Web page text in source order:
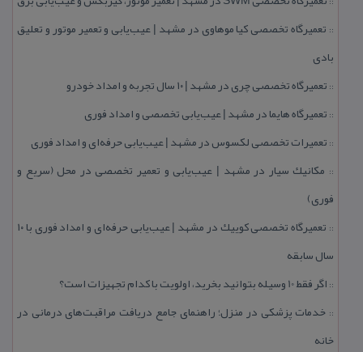
:: تعمیرگاه تخصصی كیا موهاوی در مشهد | عیب‌یابی و تعمیر موتور و تعلیق
بادی
:: تعمیرگاه تخصصی چری در مشهد | ۱۰ سال تجربه و امداد خودرو
:: تعمیرگاه هایما در مشهد | عیب‌یابی تخصصی و امداد فوری
:: تعمیرات تخصصی لكسوس در مشهد | عیب‌یابی حرفه‌ای و امداد فوری
:: مكانیك سیار در مشهد | عیب‌یابی و تعمیر تخصصی در محل (سریع و
فوری)
::
تعمیرگاه تخصصی كوییك در مشهد | عیب‌یابی حرفه‌ای و امداد فوری با ۱۰
سال سابقه
:: اگر فقط 10 وسیله بتوانید بخرید، اولویت با كدام تجهیزات است؟
:: خدمات پزشكی در منزل؛ راهنمای جامع دریافت مراقبت‌های درمانی در
خانه